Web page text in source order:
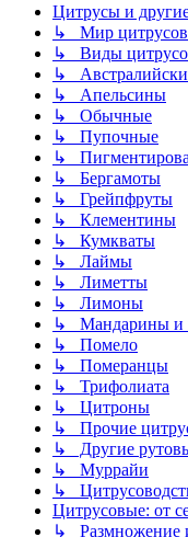
Цитрусы и
↳ Мир
↳ Виды
↳
↳ Апельсины
↳ Обычные
↳ Пупочные
↳
↳ Бергамоты
↳ Грейпфруты
↳ Клементины
↳ Кумкваты
↳ Лаймы
↳ Лиметты
↳ Лимоны
↳ Мандарины и
↳ Помело
↳ Померанцы
↳ Трифолиата
↳ Цитроны
↳ Прочие
↳ Другие
↳ Муррайи
↳
Цитрусовые: от
↳ Размножение